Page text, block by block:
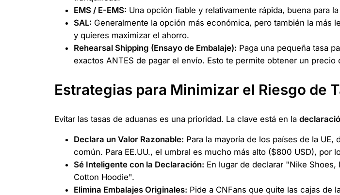
EMS / E-EMS: Una opción fiable y relativamente rápida, buena para
SAL: Generalmente la opción más económica, pero también la más
y quieres maximizar el ahorro.
Rehearsal Shipping (Ensayo de Embalaje): Paga una pequeña tasa
exactos ANTES de pagar el envío. Esto te permite obtener un
Estrategias para Minimizar el Riesgo de
Evitar las tasas de aduanas es una prioridad. La clave está en la
Declara un Valor Razonable: Para la mayoría de los países de la
común. Para EE.UU., el umbral es mucho más alto ($800 USD), por
Sé Inteligente con la Declaración: En lugar de declarar "Nike
Cotton Hoodie".
Elimina Embalajes Originales: Pide a CNFans que quite las cajas de